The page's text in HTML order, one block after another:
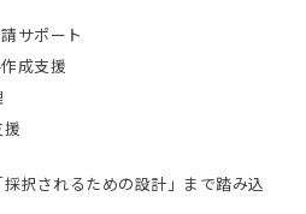
サポート
成支援
択されるための設計」まで踏み込